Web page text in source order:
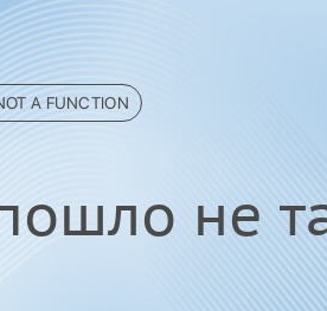
A FUNCTION
не